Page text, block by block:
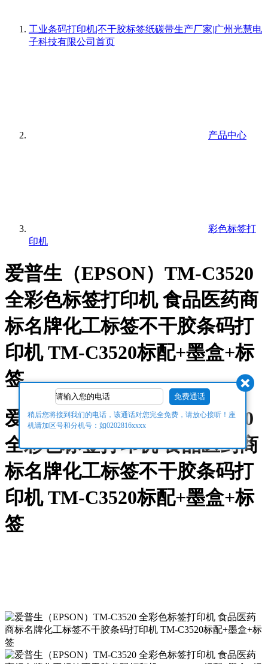
工业条码打印机|不干胶标签纸碳带生产厂家|广州光慧电
子科技有限公司 首页
产品中心
彩色标签打
印机
爱普生（EPSON）TM-C3520
全彩色标签打印机 食品医药商
标名牌化工标签不干胶条码打
印机 TM-C3520标配+墨盒+标
签
爱普生（EPSON）TM-C3520
全彩色标签打印机 食品医药商
标名牌化工标签不干胶条码打
印机 TM-C3520标配+墨盒+标
签
稍后您将接到我们的电话，该通话对您完全免费，请放心接听！座
机请加区号和分机号：如0202816xxxx